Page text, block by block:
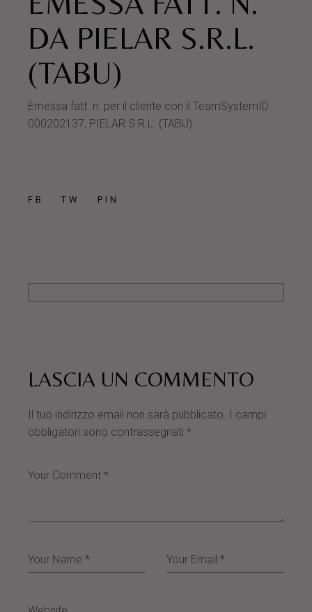
DA PIELAR S.R.L.
(TABU)
Emessa fatt. n. per il cliente con il TeamSystemID
000202137, PIELAR S.R.L. (TABU)
FB TW PIN
LASCIA UN COMMENTO
Il tuo indirizzo email non sarà pubblicato. I campi
obbligatori sono contrassegnati*